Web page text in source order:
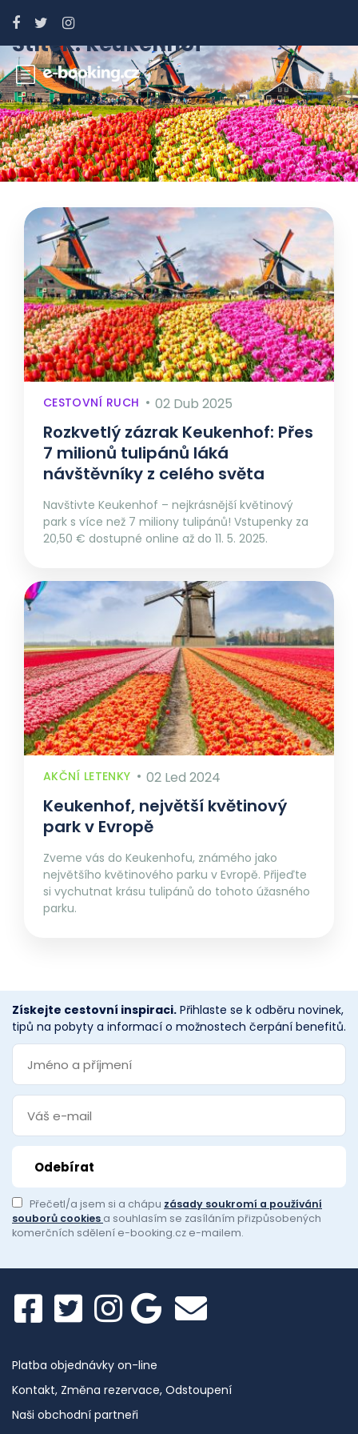
Štítek:keukenhof
CESTOVNÍ RUCH 02 Dub 2025
Rozkvetlý zázrak Keukenhof: Přes
7 milionů tulipánů láká
návštěvníky z celého světa
Navštivte Keukenhof – nejkrásnější květinový
park s více než 7 miliony tulipánů! Vstupenky za
20,50 € dostupné online až do 11. 5. 2025.
AKČNÍ LETENKY 02 Led 2024
Keukenhof, největší květinový
park v Evropě
Zveme vás do Keukenhofu, známého jako
největšího květinového parku v Evropě. Přijeďte
si vychutnat krásu tulipánů do tohoto úžasného
parku.
Získejte cestovní inspiraci. Přihlaste se k odběru novinek,
tipů na pobyty a informací o možnostech čerpání benefitů.
Přečetl/a jsem si a chápu zásady soukromí a používání
souborů cookies a souhlasím se zasíláním přizpůsobených
komerčních sdělení e-booking.cz e-mailem.
Platba objednávky on-line
Kontakt, Změna rezervace, Odstoupení
Naši obchodní partneři